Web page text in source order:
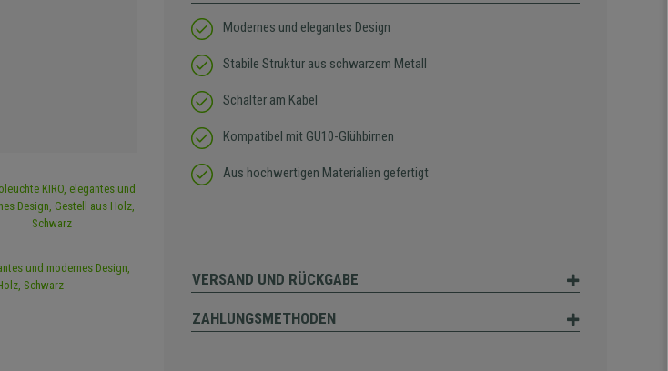
Modernes und elegantes Design
Stabile Struktur aus schwarzem Metall
Schalter am Kabel
Kompatibel mit GU10-Glühbirnen
Aus hochwertigen Materialien gefertigt
VERSAND UND RÜCKGABE
ZAHLUNGSMETHODEN